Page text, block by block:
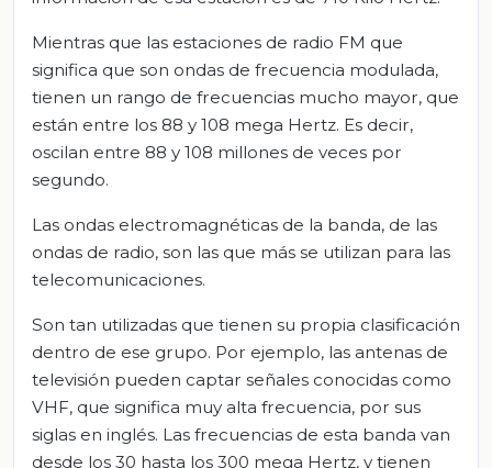
Mientras que las estaciones de radio FM que
significa que son ondas de frecuencia modulada,
tienen un rango de frecuencias mucho mayor, que
están entre los 88 y 108 mega Hertz. Es decir,
oscilan entre 88 y 108 millones de veces por
segundo.
Las ondas electromagnéticas de la banda, de las
ondas de radio, son las que más se utilizan para las
telecomunicaciones.
Son tan utilizadas que tienen su propia clasificación
dentro de ese grupo. Por ejemplo, las antenas de
televisión pueden captar señales conocidas como
VHF, que significa muy alta frecuencia, por sus
siglas en inglés. Las frecuencias de esta banda van
desde los 30 hasta los 300 mega Hertz, y tienen